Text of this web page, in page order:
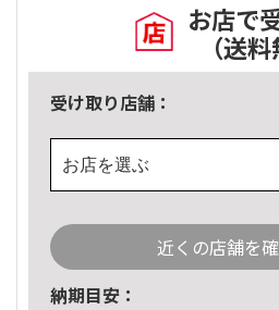
お店で
（送
受け取り店舗：
お店を選ぶ
近くの店舗を
納期目安：